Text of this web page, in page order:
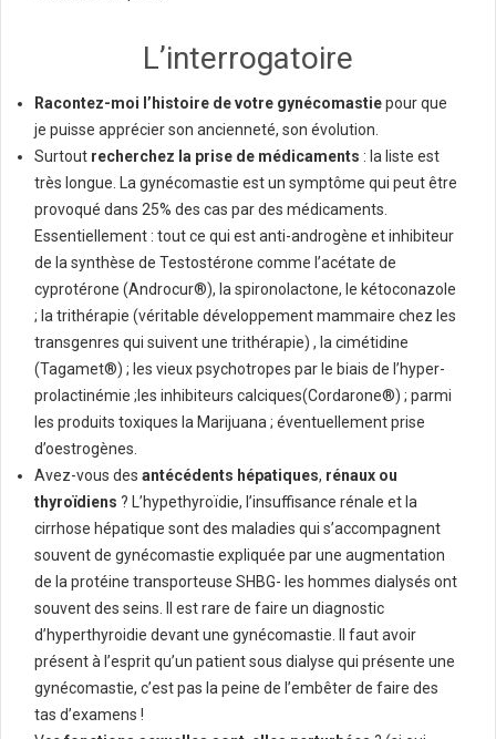
L’interrogatoire
Racontez-moi l’histoire de votre gynécomastiepour que
je puisse apprécier son ancienneté, son évolution.
Surtout recherchez la prise de médicaments : la liste est
très longue. La gynécomastie est un symptôme qui peut être
provoqué dans 25% des cas par des médicaments.
Essentiellement : tout ce qui est anti-androgène et inhibiteur
de la synthèse de Testostérone comme l’acétate de
cyprotérone (Androcur®), la spironolactone, le kétoconazole
; la trithérapie (véritable développement mammaire chez les
transgenres qui suivent une trithérapie) , la cimétidine
(Tagamet®) ; les vieux psychotropes par le biais de l’hyper-
prolactinémie ;les inhibiteurs calciques(Cordarone®) ; parmi
les produits toxiques la Marijuana ; éventuellement prise
d’oestrogènes.
Avez-vous des antécédents hépatiques, rénaux ou
thyroïdiens ? L’hypethyroïdie, l’insuffisance rénale et la
cirrhose hépatique sont des maladies qui s’accompagnent
souvent de gynécomastie expliquée par une augmentation
de la protéine transporteuse SHBG- les hommes dialysés ont
souvent des seins. Il est rare de faire un diagnostic
d’hyperthyroidie devant une gynécomastie. Il faut avoir
présent à l’esprit qu’un patient sous dialyse qui présente une
gynécomastie, c’est pas la peine de l’embêter de faire des
tas d’examens !